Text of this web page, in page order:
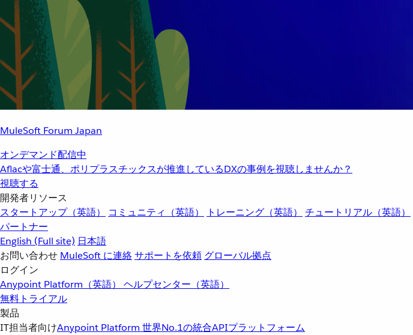
MuleSoft Forum Japan
オンデマンド配信中
Aflacや富士通、ポリプラスチックスが推進しているDXの事例を視聴しませんか？
視聴する
開発者リソース
スタートアップ（英語）
コミュニティ（英語） トレーニング（英語） チュートリアル（英語）
パートナー
English (Full site) 日本語
お問い合わせ MuleSoft に連絡サポートを依頼 グローバル拠点
ログイン
Anypoint Platform（英語） ヘルプセンター（英語）
無料トライアル
製品
IT担当者向けAnypoint Platform 世界No.1の統合APIプラットフォーム